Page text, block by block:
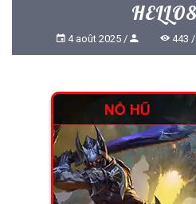
4 août 2025 443